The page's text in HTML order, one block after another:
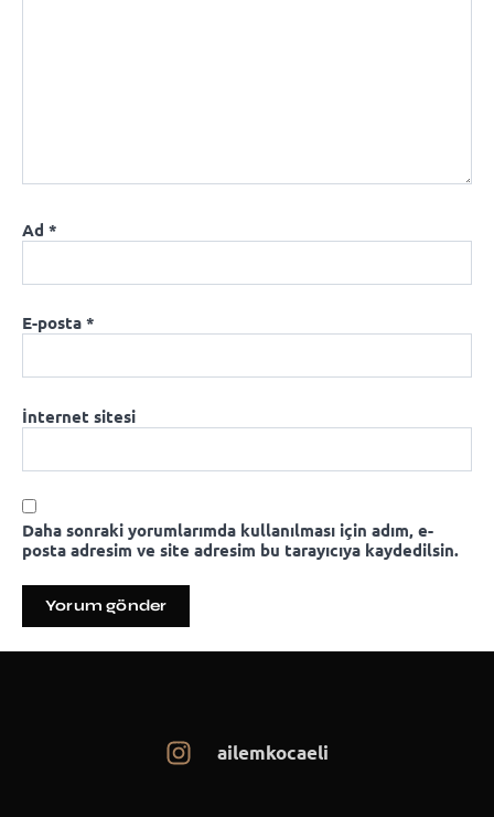
Ad *
E-posta *
İnternet sitesi
Daha sonraki yorumlarımda kullanılması için adım, e-
posta adresim ve site adresim bu tarayıcıya kaydedilsin.
ailemkocaeli